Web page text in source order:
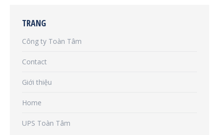
TRANG
Công ty Toàn Tâm
Contact
Giới thiệu
Home
UPS Toàn Tâm